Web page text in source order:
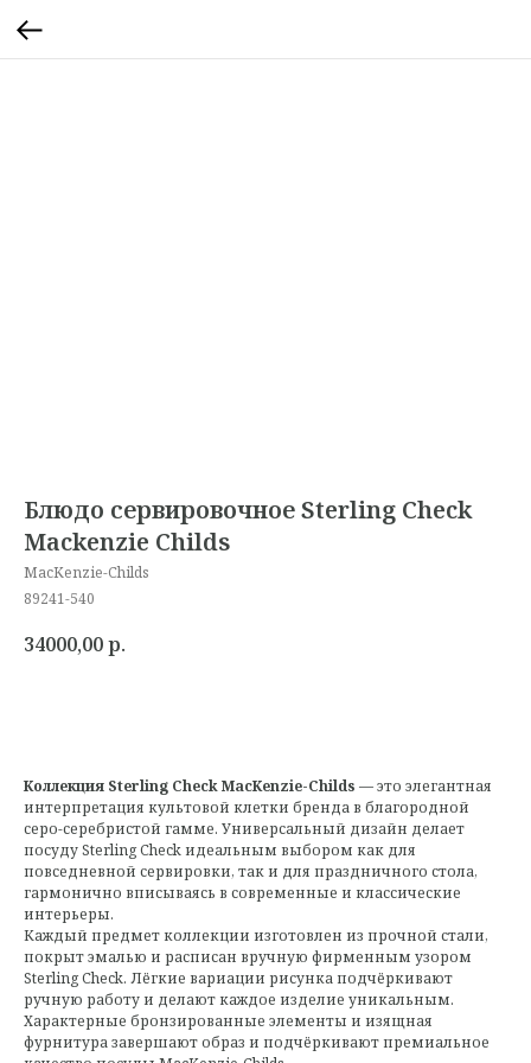
Блюдо сервировочное Sterling Check
Mackenzie Childs
MacKenzie-Childs
89241-540
34000,00р.
Коллекция Sterling Check MacKenzie-Childs — это элегантная
интерпретация культовой клетки бренда в благородной
серо-серебристой гамме. Универсальный дизайн делает
посуду Sterling Check идеальным выбором как для
повседневной сервировки, так и для праздничного стола,
гармонично вписываясь в современные и классические
интерьеры.
Каждый предмет коллекции изготовлен из прочной стали,
покрыт эмалью и расписан вручную фирменным узором
Sterling Check. Лёгкие вариации рисунка подчёркивают
ручную работу и делают каждое изделие уникальным.
Характерные бронзированные элементы и изящная
фурнитура завершают образ и подчёркивают премиальное